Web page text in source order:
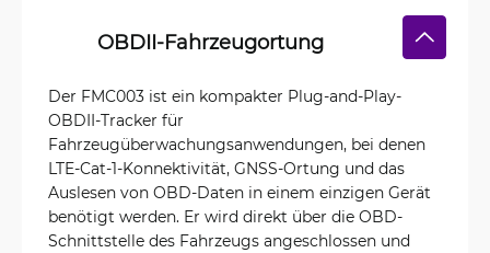
OBDII-Fahrzeugortung
Der FMC003 ist ein kompakter Plug-and-Play-
OBDII-Tracker für
Fahrzeugüberwachungsanwendungen, bei denen
LTE-Cat-1-Konnektivität, GNSS-Ortung und das
Auslesen von OBD-Daten in einem einzigen Gerät
benötigt werden. Er wird direkt über die OBD-
Schnittstelle des Fahrzeugs angeschlossen und